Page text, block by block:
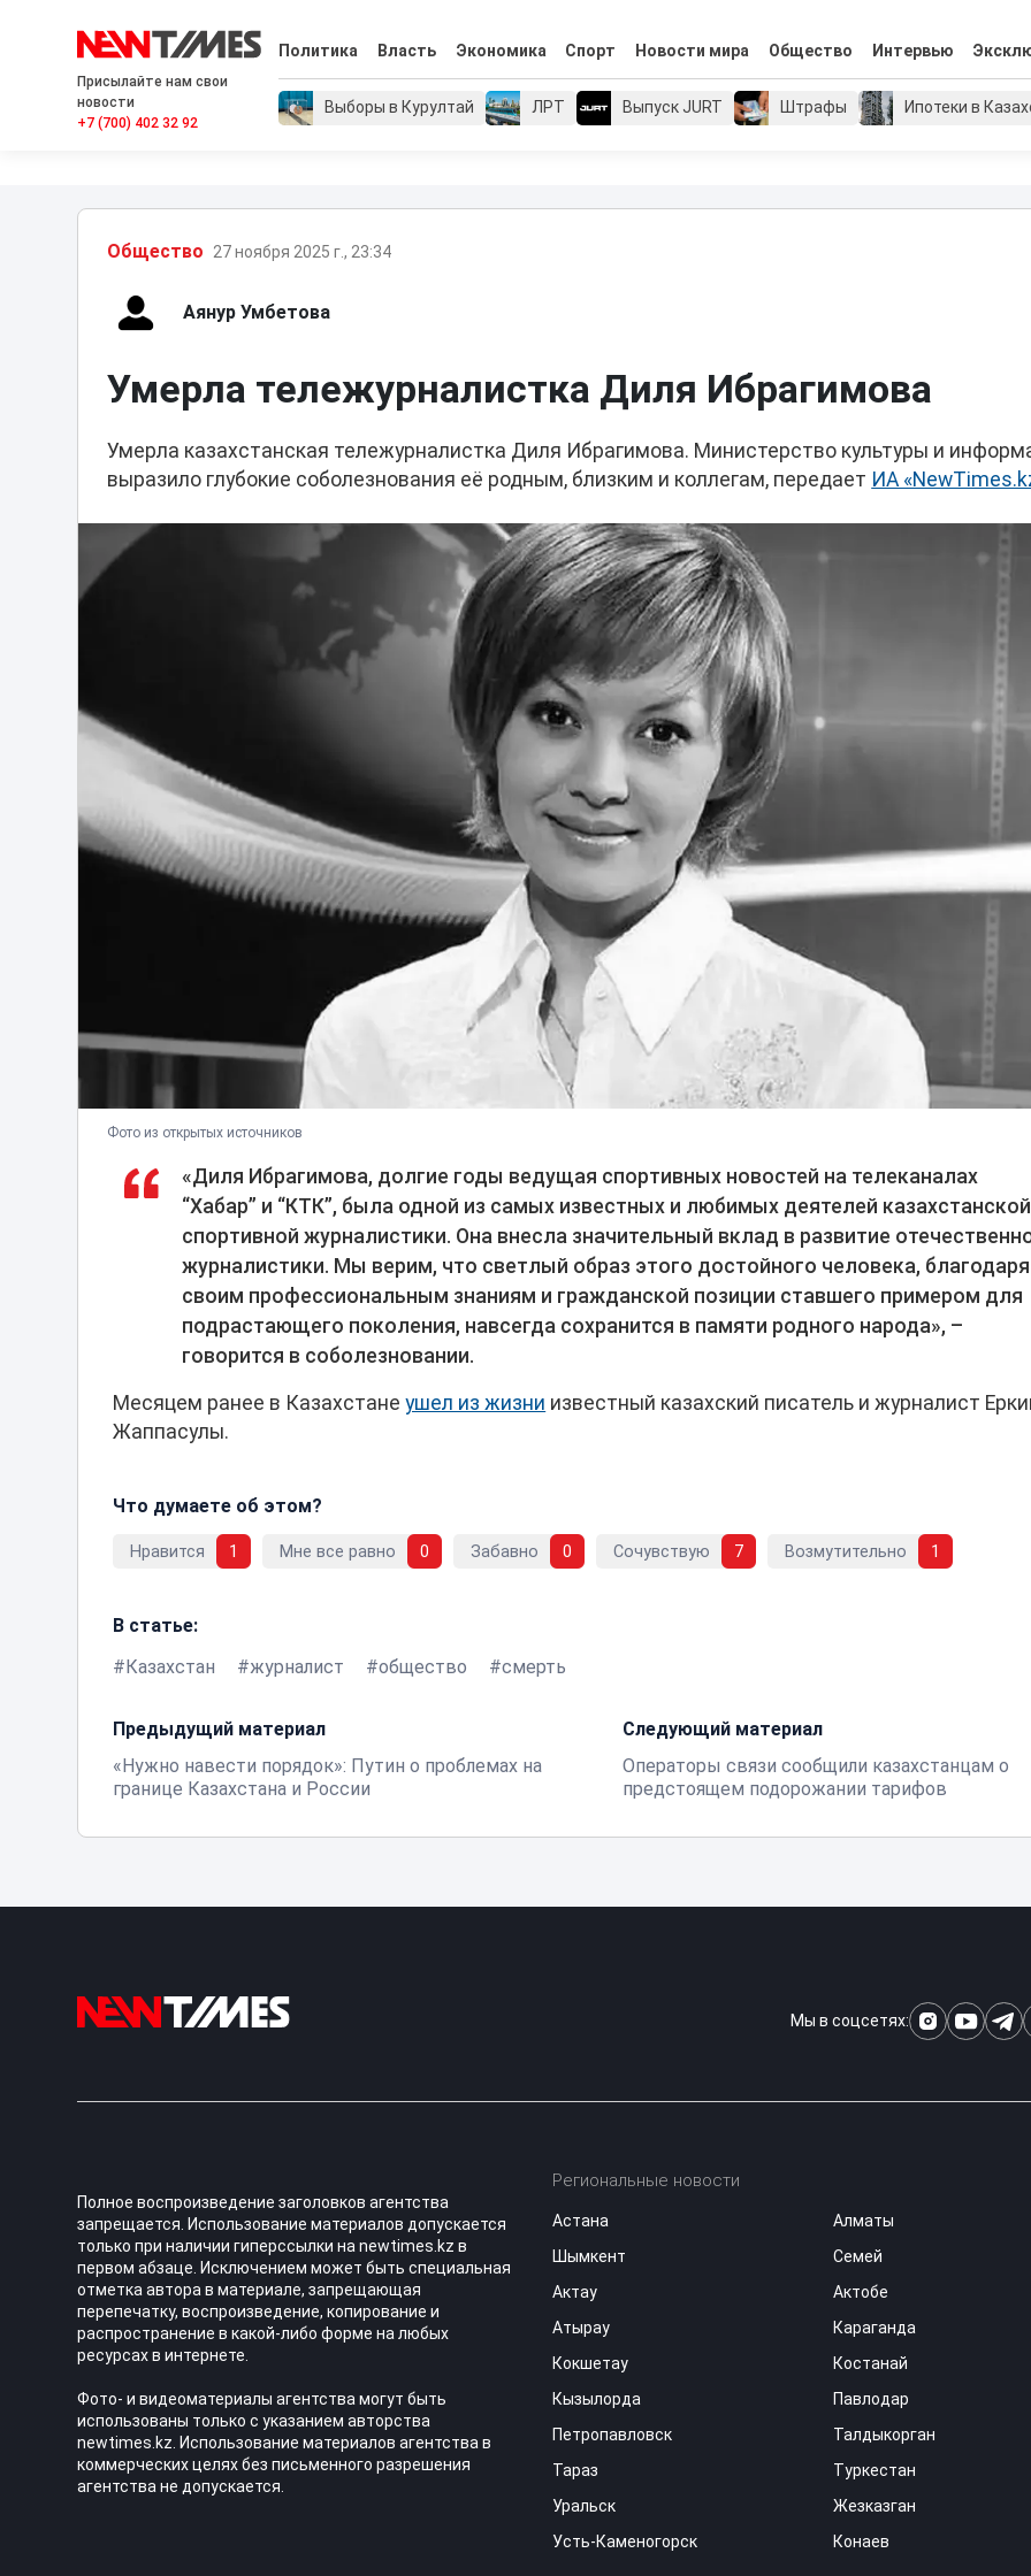
Присылайте нам свои
новости
+7 (700) 402 32 92
Политика Власть Экономика Спорт Новости мира Общество Интервью
Выборы в Курултай ЛРТ Выпуск JURT Штрафы Ипотеки в
Общество 27 ноября 2025 г., 23:34
Аянур Умбетова
Умерла тележурналистка Диля Ибрагимова
Умерла казахстанская тележурналистка Диля Ибрагимова. Министерство культуры и
выразило глубокие соболезнования её родным, близким и коллегам, передает ИА
Фото из открытых источников
«Диля Ибрагимова, долгие годы ведущая спортивных новостей на телеканалах
“Хабар” и “КТК”, была одной из самых известных и любимых деятелей казахстанской
спортивной журналистики. Она внесла значительный вклад в развитие
журналистики. Мы верим, что светлый образ этого достойного человека, благодаря
своим профессиональным знаниям и гражданской позиции ставшего примером для
подрастающего поколения, навсегда сохранится в памяти родного народа», –
говорится в соболезновании.
Месяцем ранее в Казахстанеушел из жизни известный казахский писатель и журналист
Жаппасулы.
Что думаете об этом?
Нравится 1 Мне все равно 0 Забавно 0 Сочувствую 7 Возмутительно 1
В статье:
Казахстан
журналист общество смерть
Предыдущий материал
«Нужно навести порядок»: Путин о проблемах на
границе Казахстана и России
Следующий материал
Операторы связи сообщили казахстанцам о
предстоящем подорожании тарифов
Мы в соцсетях:
Полное воспроизведение заголовков агентства
запрещается. Использование материалов допускается
только при наличии гиперссылки на newtimes.kz в
первом абзаце. Исключением может быть специальная
отметка автора в материале, запрещающая
перепечатку, воспроизведение, копирование и
распространение в какой-либо форме на любых
ресурсах в интернете.
Фото- и видеоматериалы агентства могут быть
использованы только с указанием авторства
newtimes.kz. Использование материалов агентства в
коммерческих целях без письменного разрешения
агентства не допускается.
Региональные новости
Астана
Алматы
Шымкент
Семей
Актау
Актобе
Атырау
Караганда
Кокшетау
Костанай
Кызылорда
Павлодар
Петропавловск
Талдыкорган
Тараз
Туркестан
Уральск
Жезказган
Усть-Каменогорск
Конаев